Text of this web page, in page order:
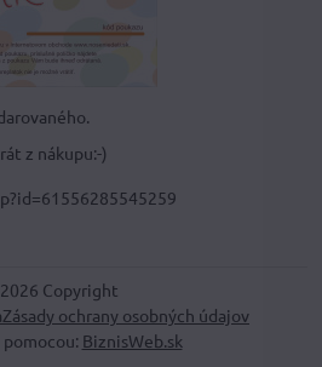
z nákupu:-)
2026 Copyright
Zásady ochrany osobných údajov
BiznisWeb.sk